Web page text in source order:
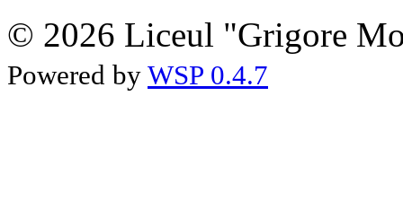
© 2026 Liceul "Grigore
Powered by WSP 0.4.7